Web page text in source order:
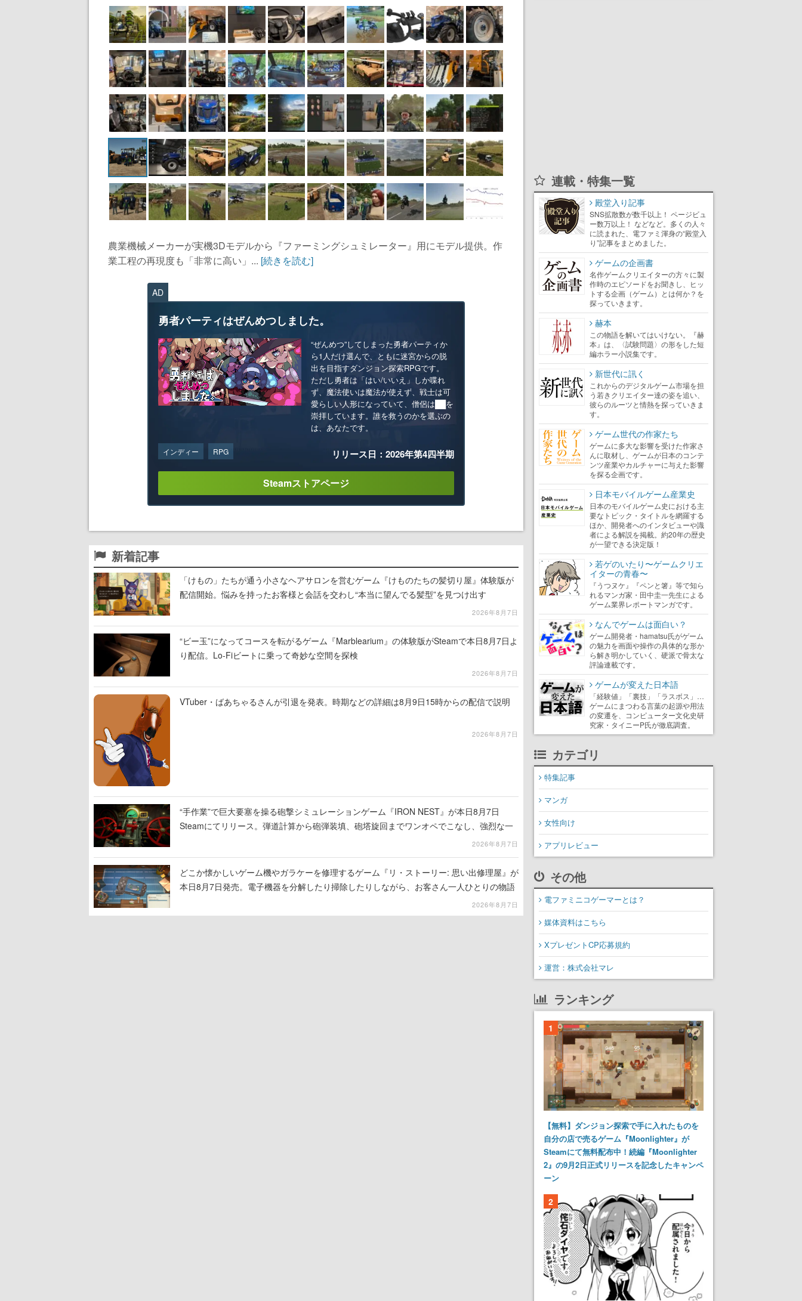
農業機械メーカーが実機3Dモデルから『ファーミングシュミレーター』用にモデル提供。作
業工程の再現度も「非常に高い」... [続きを読む]
AD
勇者パーティはぜんめつしました。
“ぜんめつ”してしまった勇者パーティか
ら1人だけ選んで、ともに迷宮からの脱
出を目指すダンジョン探索RPGです。
ただし勇者は「はい/いいえ」しか喋れ
ず、魔法使いは魔法が使えず、戦士は可
愛らしい人形になっていて、僧侶は██を
崇拝しています。誰を救うのかを選ぶの
は、あなたです。
インディー RPG リリース日：2026年第4四半期
Steamストアページ
新着記事
「けもの」たちが通う小さなヘアサロンを営むゲーム『けものたちの髪切り屋』体験版が
配信開始。悩みを持ったお客様と会話を交わし“本当に望んでる髪型”を見つけ出す
2026年8月7日
“ビー玉”になってコースを転がるゲーム『Marblearium』の体験版がSteamで本日8月7日よ
り配信。Lo-Fiビートに乗って奇妙な空間を探検
2026年8月7日
VTuber・ばあちゃるさんが引退を発表。時期などの詳細は8月9日15時からの配信で説明
2026年8月7日
“手作業”で巨大要塞を操る砲撃シミュレーションゲーム『IRON NEST』が本日8月7日
Steamにてリリース。弾道計算から砲弾装填、砲塔旋回までワンオペでこなし、強烈な一
2026年8月7日
どこか懐かしいゲーム機やガラケーを修理するゲーム『リ・ストーリー: 思い出修理屋』が
本日8月7日発売。電子機器を分解したり掃除したりしながら、お客さん一人ひとりの物語
2026年8月7日
連載・特集一覧
殿堂入り記事
SNS拡散数が数千以上！ ページビュ
ー数万以上！ などなど。多くの人々
に読まれた、電ファミ渾身の“殿堂入
り”記事をまとめました。
ゲームの企画書
名作ゲームクリエイターの方々に製
作時のエピソードをお聞きし、ヒッ
トする企画（ゲーム）とは何か？を
探っていきます。
赫本
この物語を解いてはいけない。『赫
本』は、〈試験問題〉の形をした短
編ホラー小説集です。
新世代に訊く
これからのデジタルゲーム市場を担
う若きクリエイター達の姿を追い、
彼らのルーツと情熱を探っていきま
す。
ゲーム世代の作家たち
ゲームに多大な影響を受けた作家さ
んに取材し、ゲームが日本のコンテ
ンツ産業やカルチャーに与えた影響
を探る企画です。
日本モバイルゲーム産業史
日本のモバイルゲーム史における主
要なトピック・タイトルを網羅する
ほか、開発者へのインタビューや識
者による解説を掲載。約20年の歴史
が一望できる決定版！
若ゲのいたり〜ゲームクリエ
イターの青春〜
『うつヌケ』『ペンと箸』等で知ら
れるマンガ家・田中圭一先生による
ゲーム業界レポートマンガです。
なんでゲームは面白い？
ゲーム開発者・hamatsu氏がゲーム
の魅力を画面や操作の具体的な形か
ら解き明かしていく、硬派で骨太な
評論連載です。
ゲームが変えた日本語
「経験値」「裏技」「ラスボス」…
ゲームにまつわる言葉の起源や用法
の変遷を、コンピューター文化史研
究家・タイニーP氏が徹底調査。
カテゴリ
特集記事
マンガ
女性向け
アプリレビュー
その他
電ファミニコゲーマーとは？
媒体資料はこちら
XプレゼントCP応募規約
運営：株式会社マレ
ランキング
1
【無料】ダンジョン探索で手に入れたものを
自分の店で売るゲーム『Moonlighter』が
Steamにて無料配布中！続編『Moonlighter
2』の9月2日正式リリースを記念したキャンペ
ーン
2